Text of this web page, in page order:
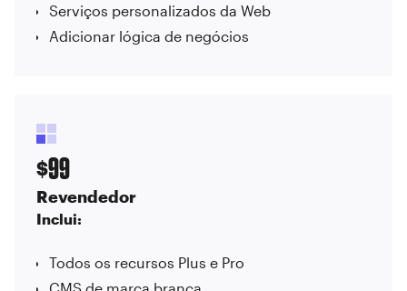
Serviços personalizados da Web
Adicionar lógica de negócios
$99
Revendedor
Inclui:
Todos os recursos Plus e Pro